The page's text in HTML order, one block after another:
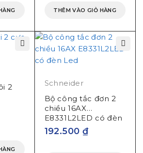
THÊM VÀO GIỎ HÀNG
2
Schneider
Bộ công tắc đơn 2
chiều 16AX
E8331L2LED có đèn
Led
192.500 ₫